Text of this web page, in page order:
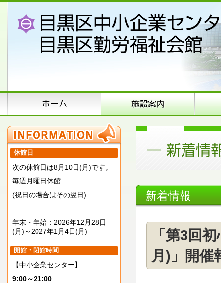
休館日
次の休館日は8月10日(月)です。
毎週月曜日休館
(祝日の場合はその翌日)
年末・年始：2026年12月28日
(月)～2027年1月4日(月)
開館・閉館時間
【中小企業センター】
9:00～21:00
新着情報
「第3回
月)」開催